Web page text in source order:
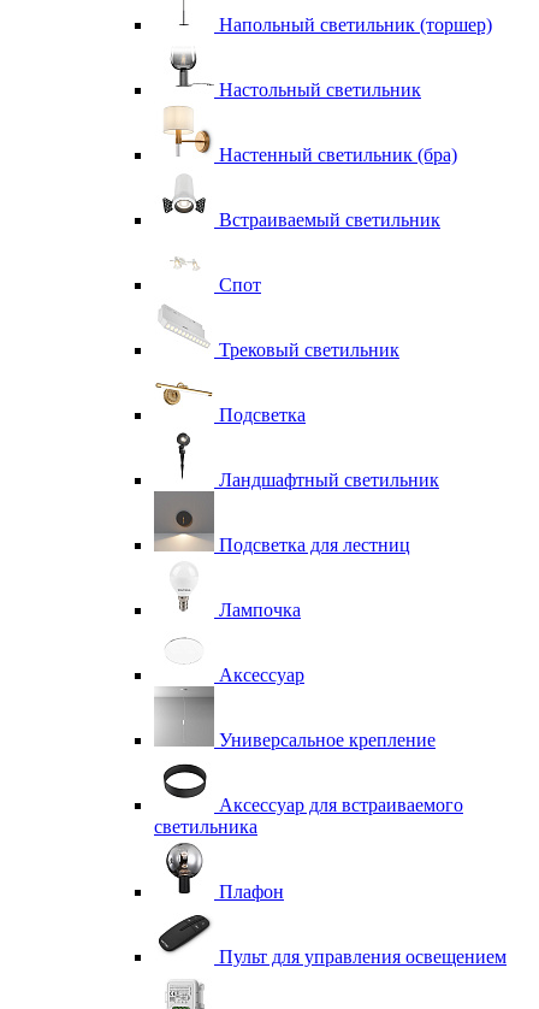
Напольный светильник (торшер)
Настольный светильник
Настенный светильник (бра)
Встраиваемый светильник
Спот
Трековый светильник
Подсветка
Ландшафтный светильник
Подсветка для лестниц
Лампочка
Аксессуар
Универсальное крепление
Аксессуар для встраиваемого
светильника
Плафон
Пульт для управления освещением